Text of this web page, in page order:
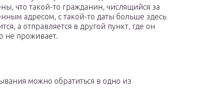
что такой-то гражданин, числящийся за
адресом, с такой-то даты больше здесь
а отправляется в другой пункт, где он
не проживает.
можно обратиться в одно из